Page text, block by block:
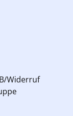
Widerruf